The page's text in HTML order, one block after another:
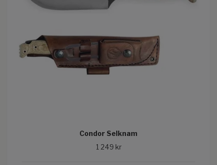
Condor Selknam
1 249 kr